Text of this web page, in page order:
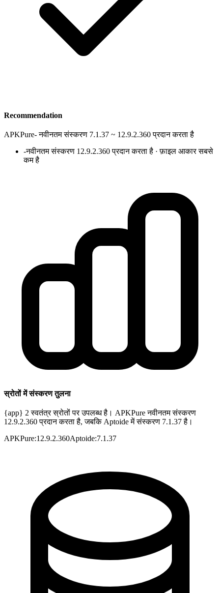
Recommendation
APKPure-नवीनतम संस्करण 7.1.37 ~ 12.9.2.360 प्रदान करता है
-नवीनतम संस्करण 12.9.2.360 प्रदान करता है · फ़ाइल आकार सबसे
कम है
स्रोतों में संस्करण तुलना
{app} 2 स्वतंत्र स्रोतों पर उपलब्ध है। APKPure नवीनतम संस्करण
12.9.2.360 प्रदान करता है, जबकि Aptoide में संस्करण 7.1.37 है।
APKPure:12.9.2.360Aptoide:7.1.37